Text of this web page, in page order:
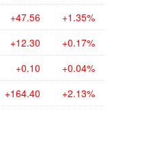
+47.56 +1.35%
+12.30 +0.17%
+0.10 +0.04%
+164.40 +2.13%